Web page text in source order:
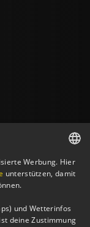
GERMAN
Werbung. Hier
unterstützen, damit
und Wetterinfos
deine Zustimmung